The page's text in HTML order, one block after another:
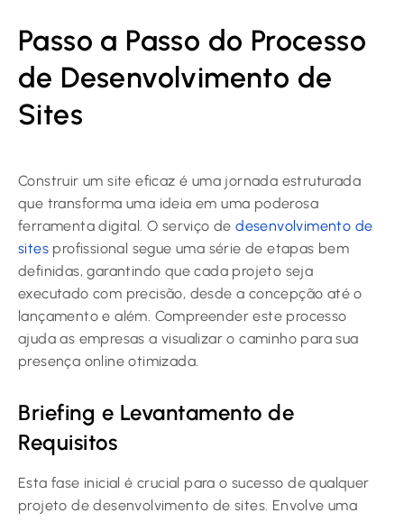
Passo a Passo do Processo
de Desenvolvimento de
Sites
Construir um site eficaz é uma jornada estruturada
que transforma uma ideia em uma poderosa
ferramenta digital. O serviço dedesenvolvimento de
sites profissional segue uma série de etapas bem
definidas, garantindo que cada projeto seja
executado com precisão, desde a concepção até o
lançamento e além. Compreender este processo
ajuda as empresas a visualizar o caminho para sua
presença online otimizada.
Briefing e Levantamento de
Requisitos
Esta fase inicial é crucial para o sucesso de qualquer
projeto de desenvolvimento de sites. Envolve uma